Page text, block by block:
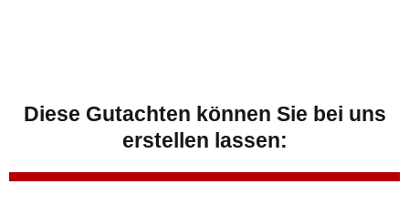
Diese Gutachten können Sie bei uns
erstellen lassen: